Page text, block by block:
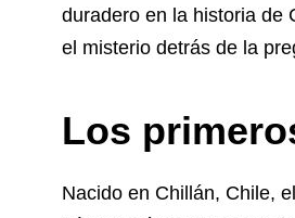
duradero en la historia de
el misterio detrás de la
Los
Nacido en Chillán, Chile,